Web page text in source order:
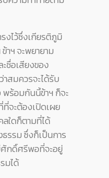
งไว้ซึ่งเกียรติภูมิ
าฯ จะพยายาม
ชื่อเสียงของ
สมควรจะได้รับ
ร้อมกันนี้ข้าฯ ก็จะ
ที่จะต้องเปิดเผย
ใดก็ตามที่ได้
รรม ซึ่งก็เป็นการ
ศักดิ์ศรีพอที่จะอยู่
มได้